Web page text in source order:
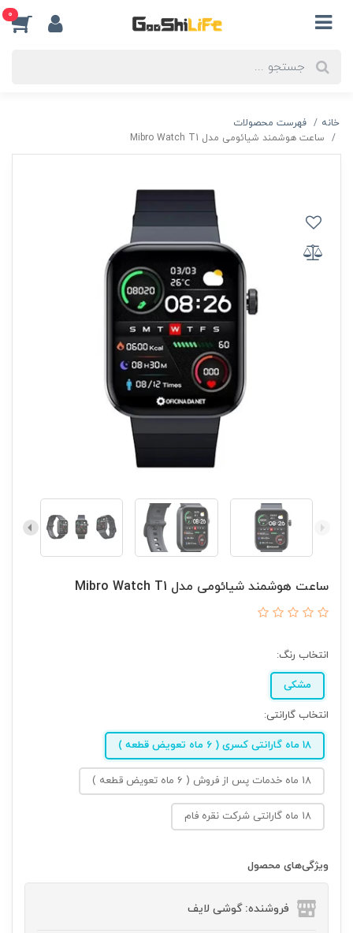
0
خانه
فهرست محصولات
ساعت هوشمند شیائومی مدل Mibro Watch T1
ساعت هوشمند شیائومی مدل Mibro Watch T1
انتخاب رنگ:
مشکی
انتخاب گارانتی:
18 ماه گارانتی کسری ( 6 ماه تعویض قطعه )
18 ماه خدمات پس از فروش ( 6 ماه تعویض قطعه )
18 ماه گارانتی شرکت نقره فام
ویژگی‌های محصول
فروشنده: گوشی لایف